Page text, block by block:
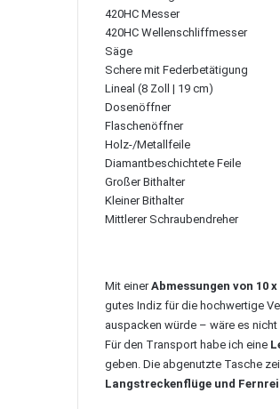
420HC Messer
420HC Wellenschliffmesser
Säge
Schere mit Federbetätigung
Lineal (8 Zoll | 19 cm)
Dosenöffner
Flaschenöffner
Holz-/Metallfeile
Diamantbeschichtete Feile
Großer Bithalter
Kleiner Bithalter
Mittlerer Schraubendreher
Mit einerAbmessungen von 10 x
gutes Indiz für die hochwertige
auspacken würde – wäre es
Für den Transport habe ich eine
geben. Die abgenutzte Tasche
Langstreckenflüge und